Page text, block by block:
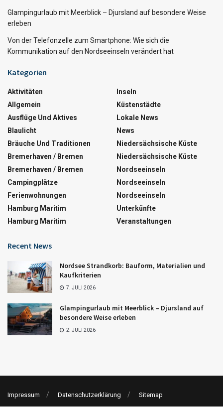
Glampingurlaub mit Meerblick – Djursland auf besondere Weise
erleben
Von der Telefonzelle zum Smartphone: Wie sich die
Kommunikation auf den Nordseeinseln verändert hat
Kategorien
Aktivitäten
Allgemein
Ausflüge Und Aktives
Blaulicht
Bräuche Und Traditionen
Bremerhaven / Bremen
Bremerhaven / Bremen
Campingplätze
Ferienwohnungen
Hamburg Maritim
Hamburg Maritim
Inseln
Küstenstädte
Lokale News
News
Niedersächsische Küste
Niedersächsische Küste
Nordseeinseln
Nordseeinseln
Nordseeinseln
Unterkünfte
Veranstaltungen
Recent News
Nordsee Strandkorb: Bauform, Materialien und
Kaufkriterien
7. JULI 2026
Glampingurlaub mit Meerblick – Djursland auf
besondere Weise erleben
2. JULI 2026
Impressum Datenschutzerklärung Sitemap